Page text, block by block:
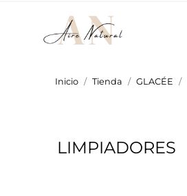
Inicio Tienda GLACÉE
LIMPIADORES